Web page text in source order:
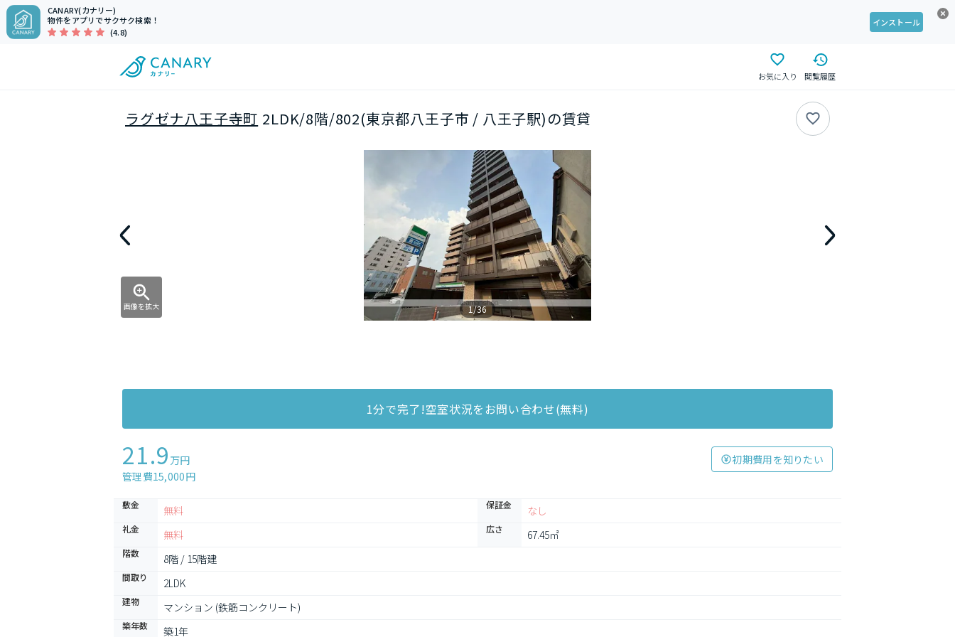
CANARY(カナリー)
物件をアプリでサクサク検索！
(4.8)
インストール
お気に入り 閲覧履歴
ラグゼナ八王子寺町 2LDK/8階/802(東京都八王子市 / 八王子駅)の賃貸
画像を拡大 1/36
1分で完了!空室状況をお問い合わせ(無料)
21.9 万円
管理費15,000円
初期費用を知りたい
敷金 無料 保証金 なし
礼金 無料 広さ 67.45㎡
階数 8階 / 15階建
間取り 2LDK
建物 マンション (鉄筋コンクリート)
築年数 築1年